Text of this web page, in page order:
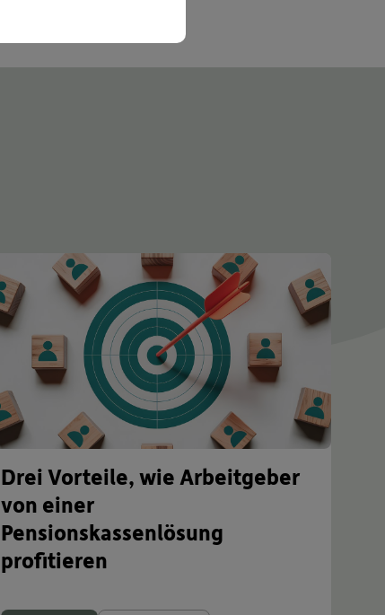
Drei Vorteile, wie Arbeitgeber
von einer
Pensionskassenlösung
profitieren